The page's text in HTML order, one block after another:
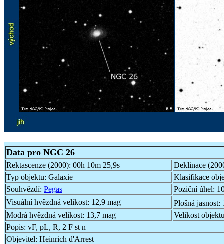
Data pro NGC 26
Rektascenze (2000): 00h 10m 25,9s
Deklinace
Typ objektu: Galaxie
Klasifikace
Souhvězdí: Pegas Poziční úhel:
Visuální hvězdná velikost: 12,9 mag Plošná jasnost:
Modrá hvězdná velikost: 13,7 mag
Velikost
Popis: vF, pL, R, 2 F st n
Objevitel: Heinrich d'Arrest